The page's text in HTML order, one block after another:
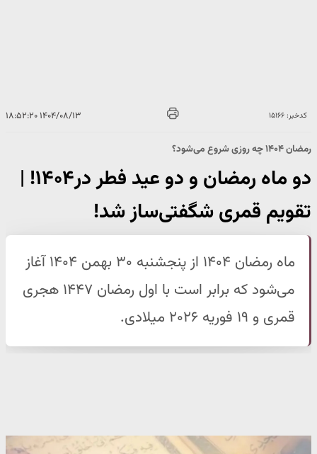
کدخبر: ۱۵۱۶۶ ۱۴۰۴/۰۸/۱۳ ۱۸:۵۲:۲۰
رمضان ۱۴۰۴ چه روزی شروع می‌شود؟
دو ماه رمضان و دو عید فطر در۱۴۰۴! |
تقویم قمری شگفتی‌ساز شد!
ماه رمضان ۱۴۰۴ از پنجشنبه ۳۰ بهمن ۱۴۰۴ آغاز
می‌شود که برابر است با اول رمضان ۱۴۴۷ هجری
قمری و ۱۹ فوریه ۲۰۲۶ میلادی.